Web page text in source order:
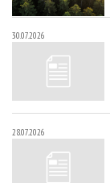
30.07.2026
28.07.2026